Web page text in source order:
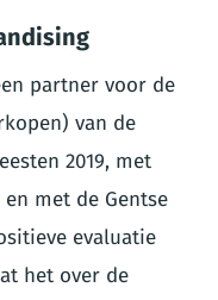
partner voor de
van de
2019, met
met de Gentse
evaluatie
het over de